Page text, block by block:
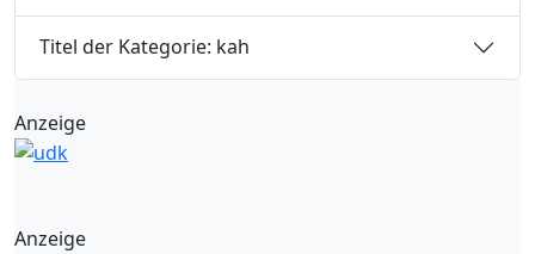
Titel der Kategorie: kah
Anzeige
Anzeige